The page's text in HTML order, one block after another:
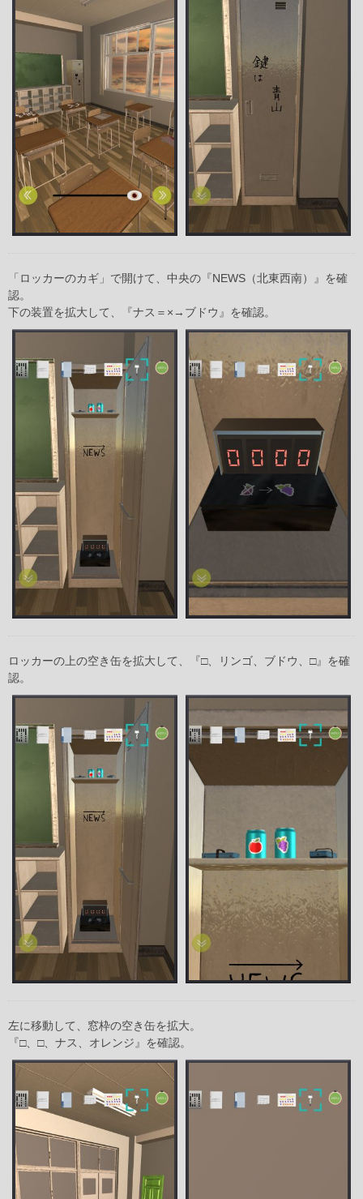
「ロッカーのカギ」で開けて、中央の『NEWS（北東西南）』を確
認。
下の装置を拡大して、『ナス＝×→ブドウ』を確認。
ロッカーの上の空き缶を拡大して、『□、リンゴ、ブドウ、□』を確
認。
左に移動して、窓枠の空き缶を拡大。
『□、□、ナス、オレンジ』を確認。